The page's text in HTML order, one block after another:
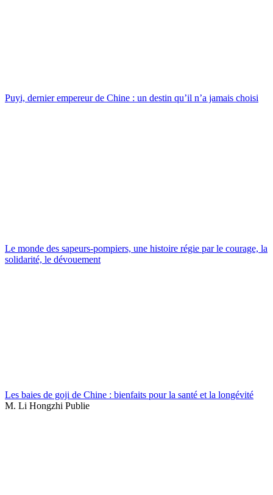
Puyi, dernier empereur de Chine : un destin qu’il n’a jamais choisi
Le monde des sapeurs-pompiers, une histoire régie par le courage, la
solidarité, le dévouement
Les baies de goji de Chine : bienfaits pour la santé et la longévité
M. Li Hongzhi Publie